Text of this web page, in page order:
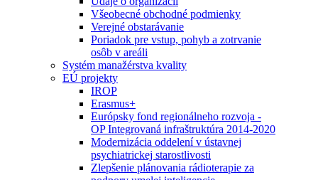
Všeobecné obchodné podmienky
Verejné obstarávanie
Poriadok pre vstup, pohyb a zotrvanie
osôb v areáli
Systém manažérstva kvality
EÚ projekty
IROP
Erasmus+
Európsky fond regionálneho rozvoja -
OP Integrovaná infraštruktúra 2014-2020
Modernizácia oddelení v ústavnej
psychiatrickej starostlivosti
Zlepšenie plánovania rádioterapie za